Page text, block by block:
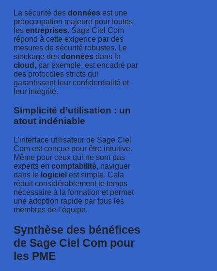
La sécurité des données est une
préoccupation majeure pour toutes
les entreprises. Sage Ciel Com
répond à cette exigence par des
mesures de sécurité robustes. Le
stockage des données dans le
cloud , par exemple, est encadré par
des protocoles stricts qui
garantissent leur confidentialité et
leur intégrité.
Simplicité d’utilisation : un
atout indéniable
L’interface utilisateur de Sage Ciel
Com est conçue pour être intuitive.
Même pour ceux qui ne sont pas
experts en comptabilité, naviguer
dans le logiciel est simple. Cela
réduit considérablement le temps
nécessaire à la formation et permet
une adoption rapide par tous les
membres de l’équipe.
Synthèse des bénéfices
de Sage Ciel Com pour
les PME